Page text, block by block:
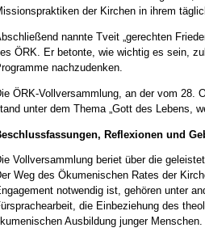
der Kirchen in ihrem
nannte Tveit „gerechten
ÖRK. Er betonte, wie wichtig es sein,
nachzudenken.
ÖRK-Vollversammlung, an der vom 28.
unter dem Thema „Gott des Lebens,
Reflexionen und
Vollversammlung beriet über die
Weg des Ökumenischen Rates der
notwendig ist, gehören unter
die Einbeziehung des
Ausbildung junger Menschen.